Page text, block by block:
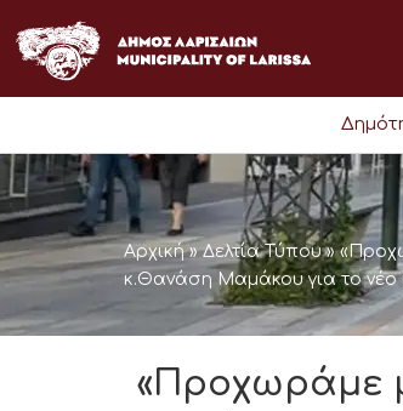
στο
περιεχόμενο
Αρχική»Δελτία Τύπου»
κ.Θανάση Μαμάκου για το νέο
«Προχωράμε